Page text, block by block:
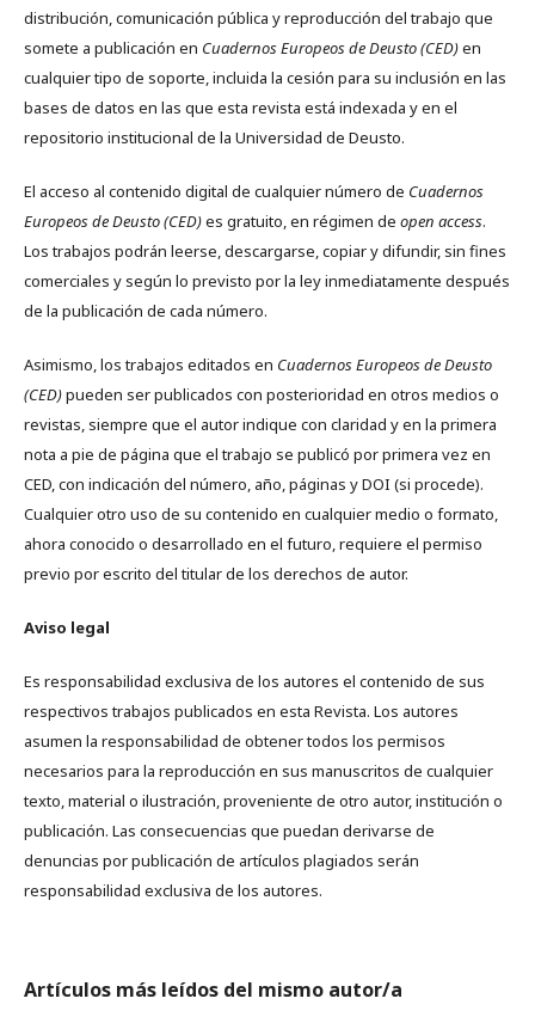
distribución, comunicación pública y reproducción del trabajo que
somete a publicación en Cuadernos Europeos de Deusto (CED)en
cualquier tipo de soporte, incluida la cesión para su inclusión en las
bases de datos en las que esta revista está indexada y en el
repositorio institucional de la Universidad de Deusto.
El acceso al contenido digital de cualquier número de Cuadernos
Europeos de Deusto (CED)es gratuito, en régimen de open access.
Los trabajos podrán leerse, descargarse, copiar y difundir, sin fines
comerciales y según lo previsto por la ley inmediatamente después
de la publicación de cada número.
Asimismo, los trabajos editados en Cuadernos Europeos de Deusto
(CED)pueden ser publicados con posterioridad en otros medios o
revistas, siempre que el autor indique con claridad y en la primera
nota a pie de página que el trabajo se publicó por primera vez en
CED, con indicación del número, año, páginas y DOI (si procede).
Cualquier otro uso de su contenido en cualquier medio o formato,
ahora conocido o desarrollado en el futuro, requiere el permiso
previo por escrito del titular de los derechos de autor.
Aviso legal
Es responsabilidad exclusiva de los autores el contenido de sus
respectivos trabajos publicados en esta Revista. Los autores
asumen la responsabilidad de obtener todos los permisos
necesarios para la reproducción en sus manuscritos de cualquier
texto, material o ilustración, proveniente de otro autor, institución o
publicación. Las consecuencias que puedan derivarse de
denuncias por publicación de artículos plagiados serán
responsabilidad exclusiva de los autores.
Artículos más leídos del mismo autor/a